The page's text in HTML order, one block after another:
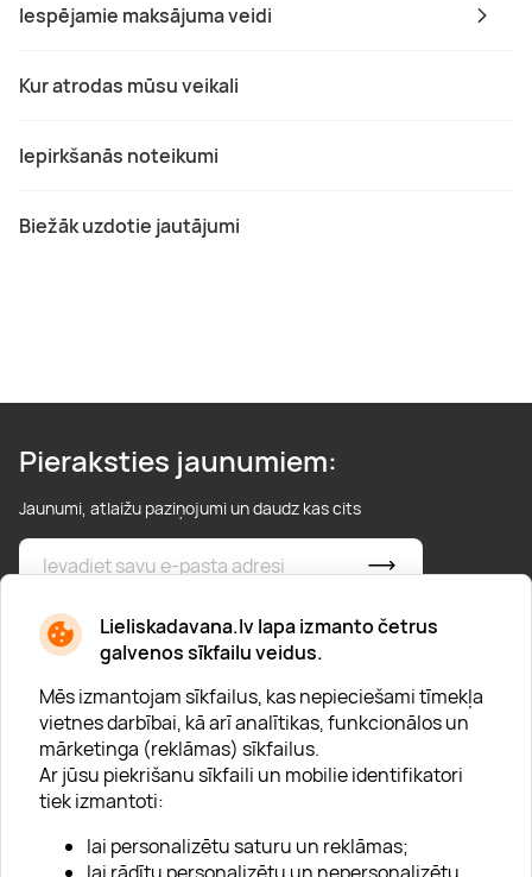
Lieliskadavana.lv lapa izmanto četrus
galvenos sīkfailu veidus.
Mēs izmantojam sīkfailus, kas nepieciešami tīmekļa
vietnes darbībai, kā arī analītikas, funkcionālos un
mārketinga (reklāmas) sīkfailus.
Ar jūsu piekrišanu sīkfaili un mobilie identifikatori
tiek izmantoti:
lai personalizētu saturu un reklāmas;
Iespējamie maksājuma veidi
Kur atrodas mūsu veikali
Iepirkšanās noteikumi
Biežāk uzdotie jautājumi
Pieraksties jaunumiem:
Jaunumi, atlaižu paziņojumi un daudz kas cits
* Esmu iepazinies/usies ar privātuma politiku
Par "Lieliska dāvana"